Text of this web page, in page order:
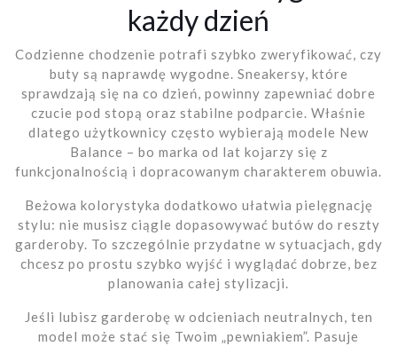
każdy dzień
Codzienne chodzenie potrafi szybko zweryfikować, czy
buty są naprawdę wygodne. Sneakersy, które
sprawdzają się na co dzień, powinny zapewniać dobre
czucie pod stopą oraz stabilne podparcie. Właśnie
dlatego użytkownicy często wybierają modele New
Balance – bo marka od lat kojarzy się z
funkcjonalnością i dopracowanym charakterem obuwia.
Beżowa kolorystyka dodatkowo ułatwia pielęgnację
stylu: nie musisz ciągle dopasowywać butów do reszty
garderoby. To szczególnie przydatne w sytuacjach, gdy
chcesz po prostu szybko wyjść i wyglądać dobrze, bez
planowania całej stylizacji.
Jeśli lubisz garderobę w odcieniach neutralnych, ten
model może stać się Twoim „pewniakiem”. Pasuje